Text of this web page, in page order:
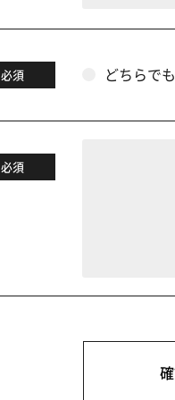
必須 どちらでも
必須